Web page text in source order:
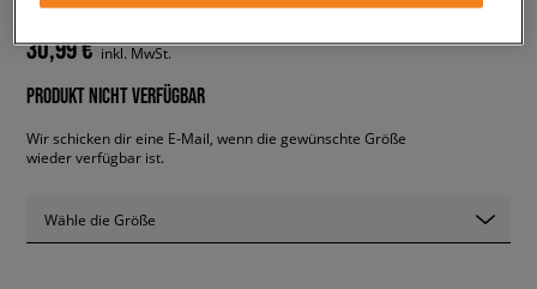
30,99 € inkl. MwSt.
PRODUKT NICHT VERFÜGBAR
Wir schicken dir eine E-Mail, wenn die gewünschte Größe
wieder verfügbar ist.
Wähle die Größe